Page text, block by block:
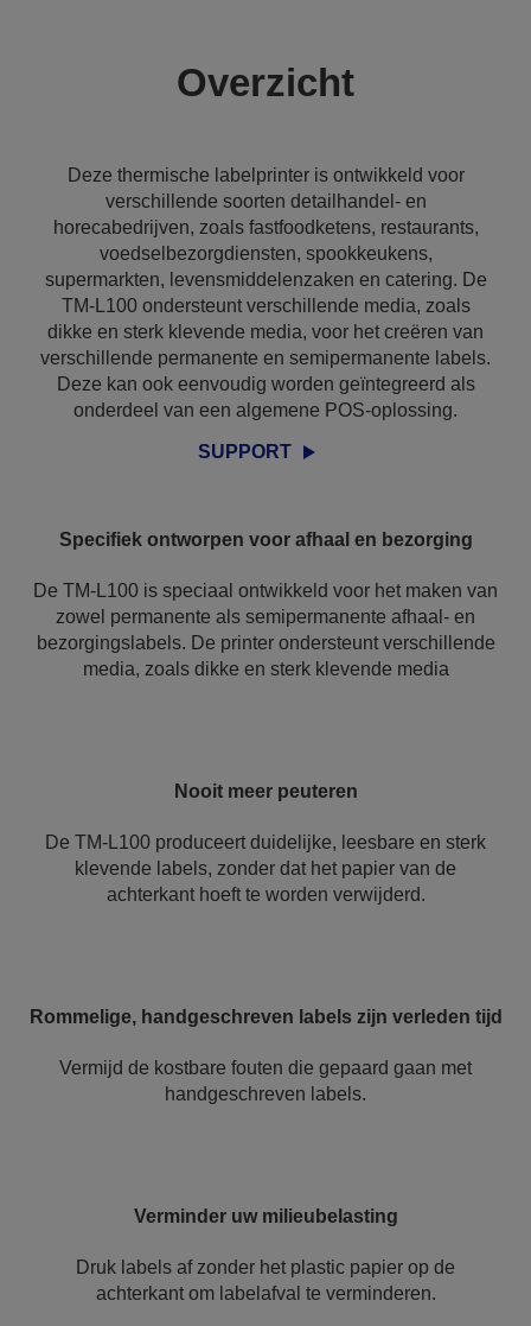
Overzicht
Deze thermische labelprinter is ontwikkeld voor
verschillende soorten detailhandel- en
horecabedrijven, zoals fastfoodketens, restaurants,
voedselbezorgdiensten, spookkeukens,
supermarkten, levensmiddelenzaken en catering. De
TM-L100 ondersteunt verschillende media, zoals
dikke en sterk klevende media, voor het creëren van
verschillende permanente en semipermanente labels.
Deze kan ook eenvoudig worden geïntegreerd als
onderdeel van een algemene POS-oplossing.
SUPPORT
Specifiek ontworpen voor afhaal en bezorging
De TM-L100 is speciaal ontwikkeld voor het maken van
zowel permanente als semipermanente afhaal- en
bezorgingslabels. De printer ondersteunt verschillende
media, zoals dikke en sterk klevende media
Nooit meer peuteren
De TM-L100 produceert duidelijke, leesbare en sterk
klevende labels, zonder dat het papier van de
achterkant hoeft te worden verwijderd.
Rommelige, handgeschreven labels zijn verleden tijd
Vermijd de kostbare fouten die gepaard gaan met
handgeschreven labels.
Verminder uw milieubelasting
Druk labels af zonder het plastic papier op de
achterkant om labelafval te verminderen.